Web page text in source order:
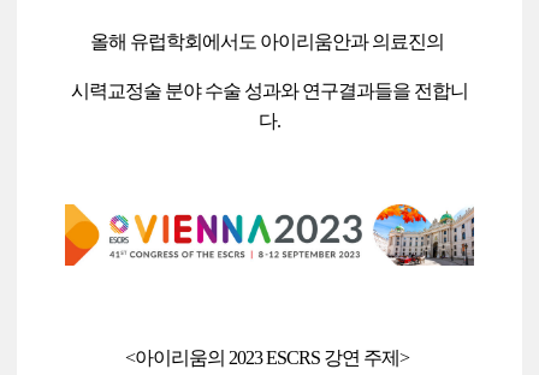
올해 유럽학회에서도 아이리움안과 의료진의
시력교정술 분야 수술 성과와 연구결과들을 전합니
다.
<아이리움의 2023 ESCRS 강연 주제>